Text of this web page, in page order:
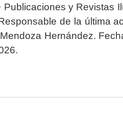
Publicaciones y Revistas
de la última
Hernández.